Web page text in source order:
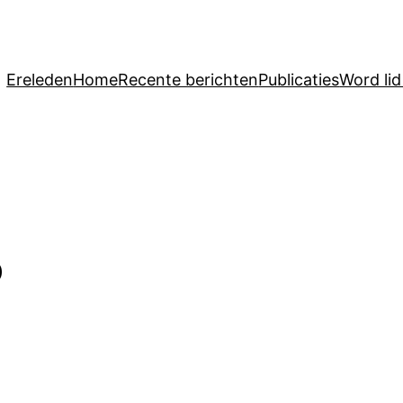
EreledenHomeRecente berichtenPublicatiesWord